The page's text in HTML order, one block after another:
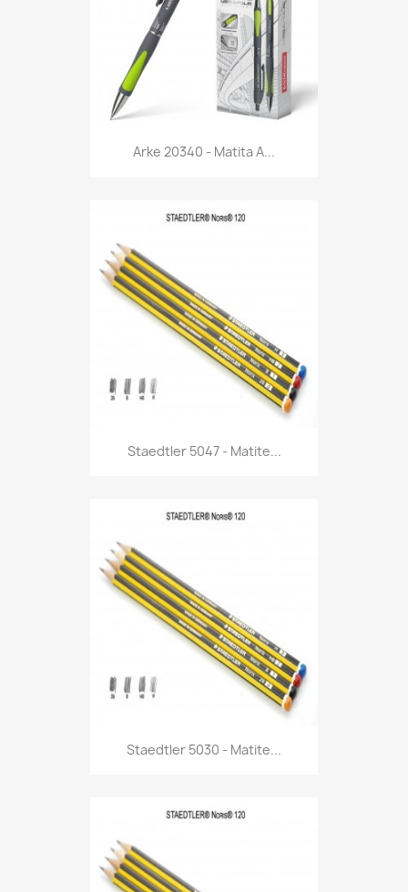
Anteprima
Arke 20340 - Matita A...
Anteprima
Staedtler 5047 - Matite...
Anteprima
Staedtler 5030 - Matite...